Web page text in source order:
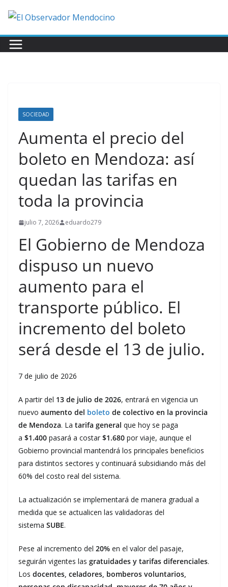
contenido
SOCIEDAD
Aumenta el precio del
boleto en Mendoza: así
quedan las tarifas en
toda la provincia
julio 7, 2026 eduardo279
El Gobierno de Mendoza
dispuso un nuevo
aumento para el
transporte público. El
incremento del boleto
será desde el 13 de julio.
7 de julio de 2026
A partir del 13 de julio de 2026, entrará en vigencia un
nuevo aumento del boleto de colectivo en la provincia
de Mendoza. La tarifa general que hoy se paga
a $1.400 pasará a costar $1.680 por viaje, aunque el
Gobierno provincial mantendrá los principales beneficios
para distintos sectores y continuará subsidiando más del
60% del costo real del sistema.
La actualización se implementará de manera gradual a
medida que se actualicen las validadoras del
sistema SUBE.
Pese al incremento del 20% en el valor del pasaje,
seguirán vigentes las gratuidades y tarifas diferenciales.
Los docentes, celadores, bomberos voluntarios,